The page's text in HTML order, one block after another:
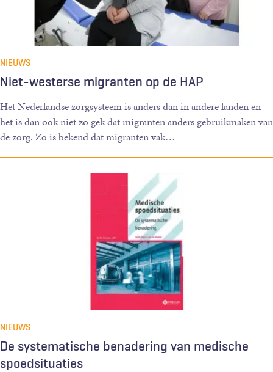
Niet-westerse migranten op de HAP
NIEUWS
Het Nederlandse zorgsysteem is anders dan in andere landen en
het is dan ook niet zo gek dat migranten anders gebruikmaken van
de zorg. Zo is bekend dat migranten vak…
De systematische benadering van medische
spoedsituaties
NIEUWS